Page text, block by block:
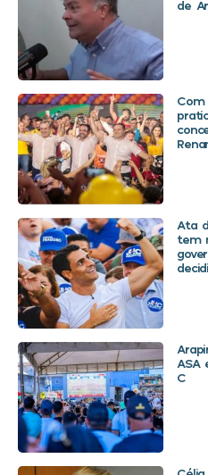
de
Com
Ata
tem
ASA
C